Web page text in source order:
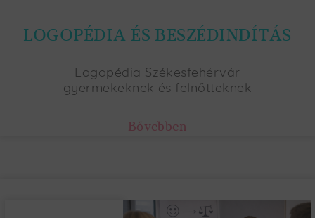
LOGOPÉDIA ÉS BESZÉDINDÍTÁS
Logopédia Székesfehérvár
gyermekeknek és felnőtteknek
Bővebben